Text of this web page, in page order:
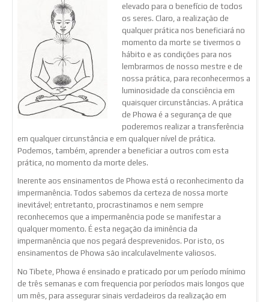
elevado para o benefício de todos
os seres. Claro, a realização de
qualquer prática nos beneficiará no
momento da morte se tivermos o
hábito e as condições para nos
lembrarmos de nosso mestre e de
nossa prática, para reconhecermos a
luminosidade da consciência em
quaisquer circunstâncias. A prática
de Phowa é a segurança de que
poderemos realizar a transferência
em qualquer circunstância e em qualquer nível de prática.
Podemos, também, aprender a beneficiar a outros com esta
prática, no momento da morte deles.
Inerente aos ensinamentos de Phowa está o reconhecimento da
impermanência. Todos sabemos da certeza de nossa morte
inevitável; entretanto, procrastinamos e nem sempre
reconhecemos que a impermanência pode se manifestar a
qualquer momento. É esta negação da iminência da
impermanência que nos pegará desprevenidos. Por isto, os
ensinamentos de Phowa são incalculavelmente valiosos.
No Tibete, Phowa é ensinado e praticado por um período mínimo
de três semanas e com frequencia por períodos mais longos que
um mês, para assegurar sinais verdadeiros da realização em